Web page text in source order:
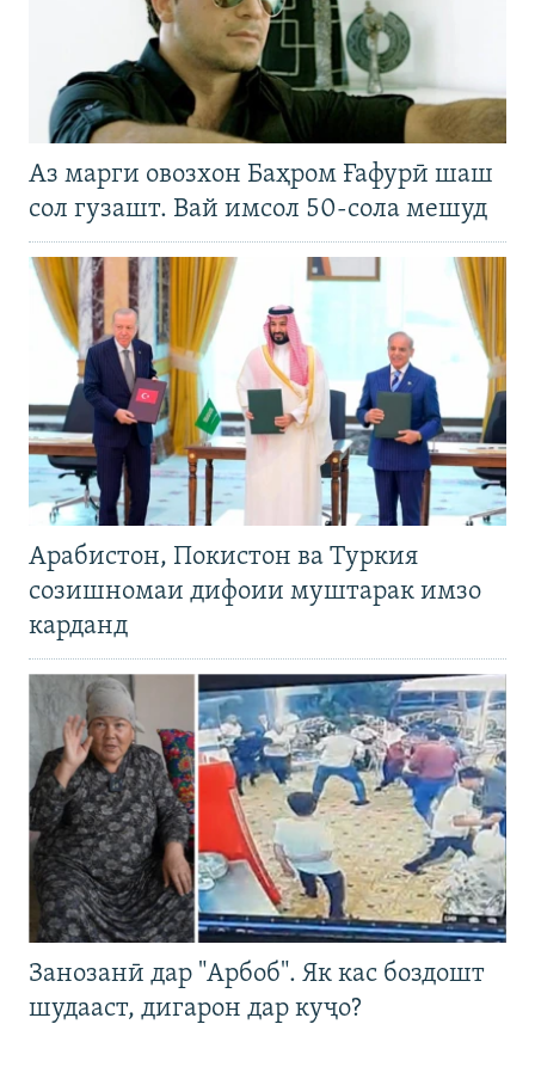
Аз марги овозхон Баҳром Ғафурӣ шаш
сол гузашт. Вай имсол 50-сола мешуд
Арабистон, Покистон ва Туркия
созишномаи дифоии муштарак имзо
карданд
Занозанӣ дар "Арбоб". Як кас боздошт
шудааст, дигарон дар куҷо?